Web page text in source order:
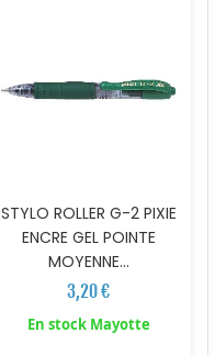
STYLO ROLLER G-2 PIXIE
ENCRE GEL POINTE
MOYENNE...
3,20 €
En stock Mayotte